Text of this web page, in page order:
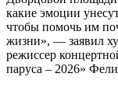
какие эмоции
чтобы помочь им
жизни», — заявил
режиссер
паруса – 2026»